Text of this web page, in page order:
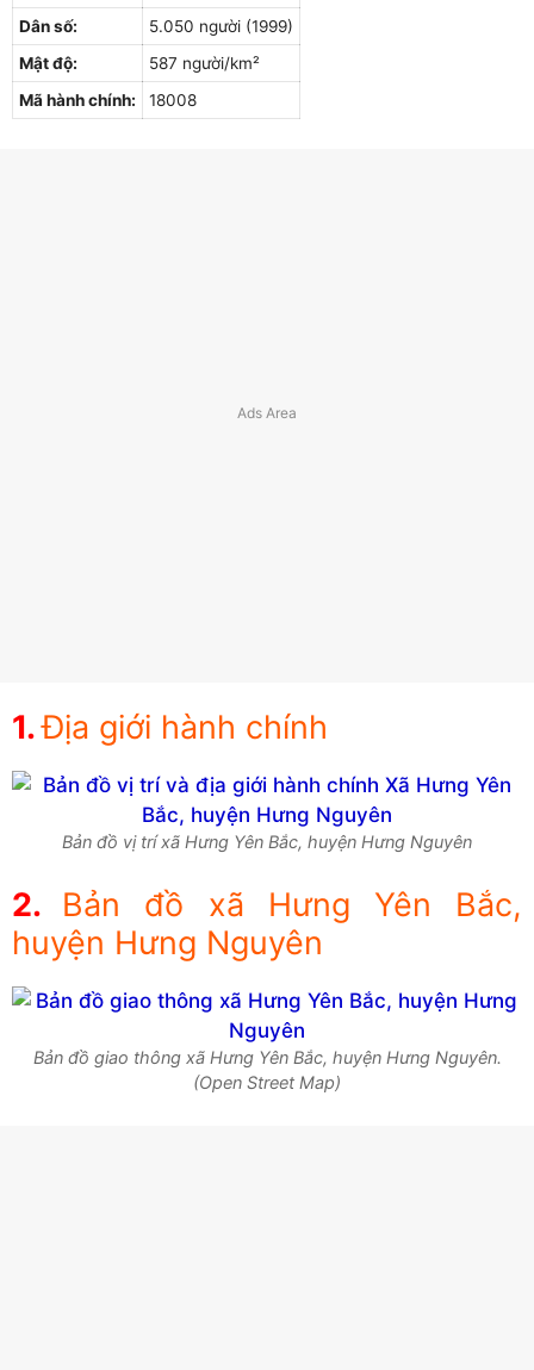
Dân số:
5.050 người (1999)
Mật độ:
587 người/km²
Mã hành chính:
18008
Địa giới hành chính
Bản đồ vị trí xã Hưng Yên Bắc, huyện Hưng Nguyên
Bản đồ xã Hưng Yên Bắc,
huyện Hưng Nguyên
Bản đồ giao thông xã Hưng Yên Bắc, huyện Hưng Nguyên.
(Open Street Map)